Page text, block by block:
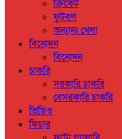
ক্রিকেট
ফুটবল
অন্যান্য খেলা
বিনোদন
বিনোদন
চাকরি
সরকারি চাকরি
বেসরকারি চাকরি
ভিডিও
ফিচার